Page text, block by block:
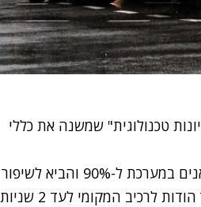
טכנולוגית" שמשנה את כללי
המעבר לייצור מקומי העלה את שיעור הרכיבים הדרום-קוריאנים במערכת ל-90% והביא לשיפור
בביצועים. על פי הדיווח, זמן היירוט של רחפן או כטב"ם קוצר הודות לרכיב המקומי לעד 2 שניות